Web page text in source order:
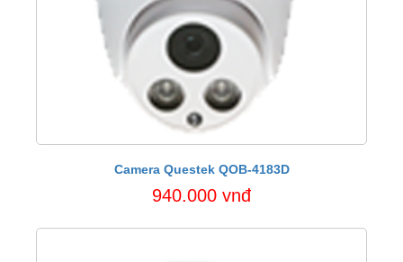
Camera Questek QOB-4183D
940.000 vnđ